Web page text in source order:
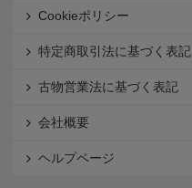
Cookieポリシー
特定商取引法に基づく表記
古物営業法に基づく表記
会社概要
ヘルプページ